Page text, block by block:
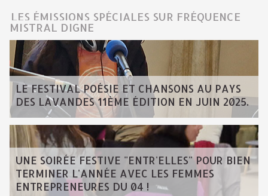
LES ÉMISSIONS SPÉCIALES SUR FRÉQUENCE
MISTRAL DIGNE
LE FESTIVAL POÉSIE ET CHANSONS AU PAYS
DES LAVANDES 11ÈME ÉDITION EN JUIN 2025.
UNE SOIRÉE FESTIVE "ENTR'ELLES" POUR BIEN
TERMINER L'ANNÉE AVEC LES FEMMES
ENTREPRENEURES DU 04 !